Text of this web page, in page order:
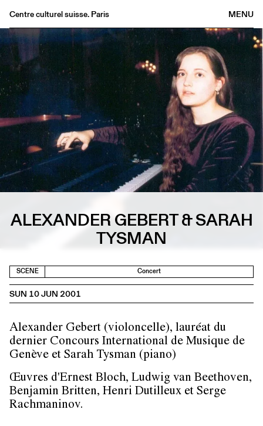
MENU
Centre culturel suisse. Paris
Agenda
Bookshop
Buvette
Archives
Medias
Publications
About
FR/EN
ALEXANDER GEBERT & SARAH
TYSMAN
SCENE Concert
SUN 10 JUN 2001
Alexander Gebert (violoncelle), lauréat du
dernier Concours International de Musique de
Genève et Sarah Tysman (piano)
Œuvres d'Ernest Bloch, Ludwig van Beethoven,
Benjamin Britten, Henri Dutilleux et Serge
Rachmaninov.